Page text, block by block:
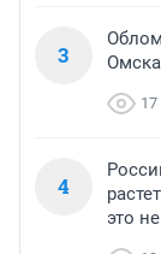
3
17
4
это